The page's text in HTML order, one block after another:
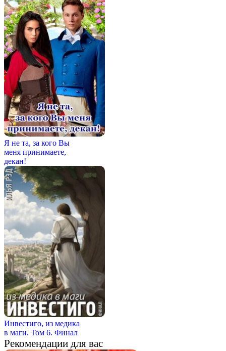
Я не та, за кого Вы
меня принимаете,
декан!
Инвестиго, из медика
в маги. Том 6. Финал
Рекомендации для вас